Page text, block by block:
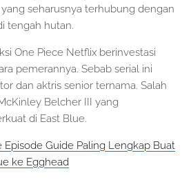
seharusnya terhubung dengan
tengah hutan.
One Piece Netflix berinvestasi
pemerannya. Sebab serial ini
dan aktris senior ternama. Salah
Belcher III yang
di East Blue.
Episode Guide Paling Lengkap Buat
ke Egghead